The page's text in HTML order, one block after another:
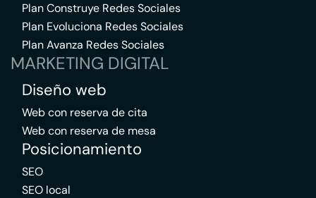
Plan Construye Redes Sociales
Plan Evoluciona Redes Sociales
Plan Avanza Redes Sociales
MARKETING DIGITAL
Diseño web
Web con reserva de cita
Web con reserva de mesa
Posicionamiento
SEO
SEO local